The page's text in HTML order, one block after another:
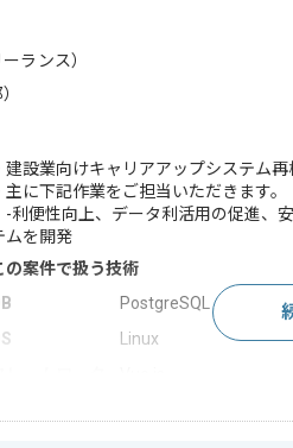
ランス）
建設業向けキャリアアップシステム
主に下記作業をご担当いただきます。
-利便性向上、データ利活用の促進、
ムを開発
の案件で扱う技術
PostgreSQL
Linux